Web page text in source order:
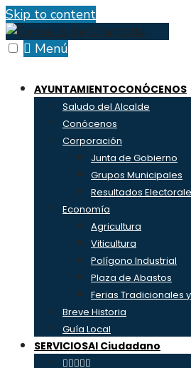
Skip to content
Menú
AYUNTAMIENTOCONÓCENOS
Saludo del Alcalde
Conócenos
Corporación
Junta de Gobierno
Grupos Municipales
Resultados
Economía
Agricultura
Viticultura
Polígono Industrial
Plaza de Abastos
Ferias Tradicionales
Breve Historia
Guía Local
SERVICIOSAl Ciudadano